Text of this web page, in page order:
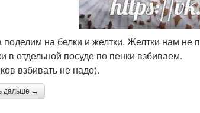
поделим на белки и желтки. Желтки нам не
в отдельной посуде по пенки взбиваем.
взбивать не надо).
дальше →